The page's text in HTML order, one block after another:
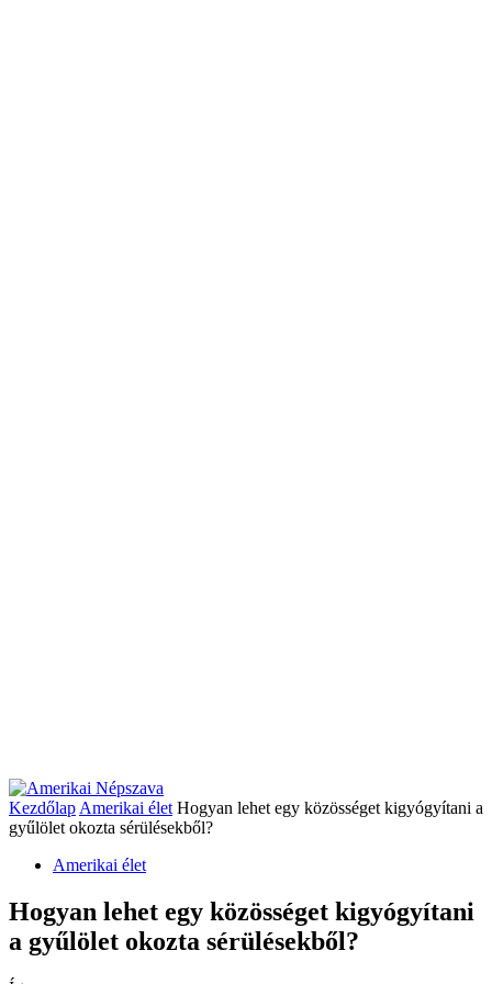
Kezdőlap Amerikai élet Hogyan lehet egy közösséget kigyógyítani a
gyűlölet okozta sérülésekből?
Amerikai élet
Hogyan lehet egy közösséget kigyógyítani
a gyűlölet okozta sérülésekből?